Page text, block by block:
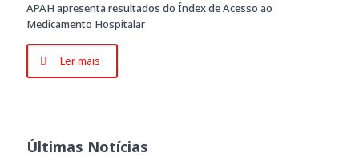
APAH apresenta resultados do Índex de Acesso ao
Medicamento Hospitalar
Ler mais
Últimas Notícias